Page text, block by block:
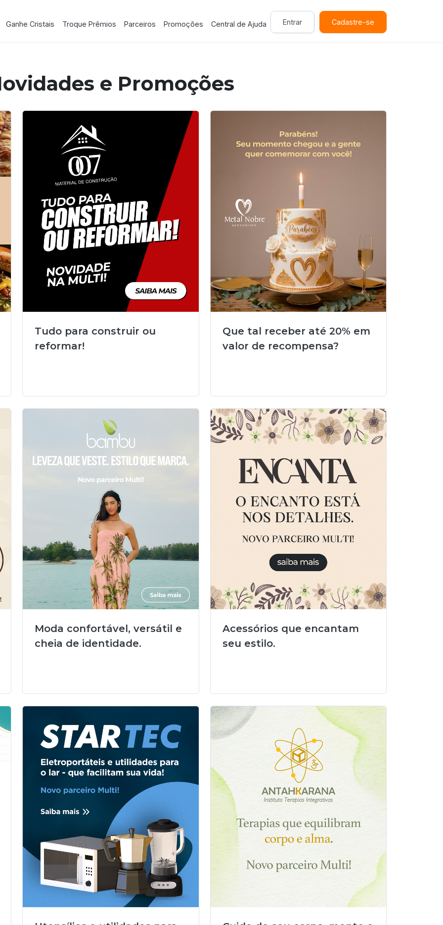
Ganhe Cristais Troque Prêmios Parceiros Promoções Central de Ajuda Entrar Cadastre-se
e Promoções
Tudo para construir ou
reformar!
Que tal receber até 20% em
valor de recompensa?
Moda confortável, versátil e
cheia de identidade.
Acessórios que encantam
seu estilo.